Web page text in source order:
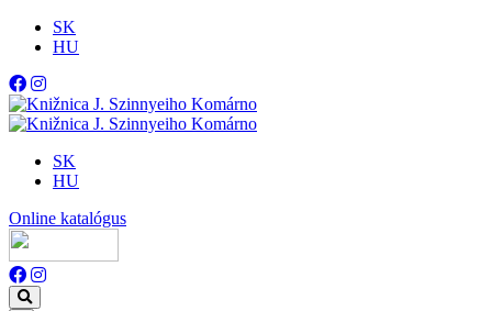
SK
HU
SK
HU
Online katalógus